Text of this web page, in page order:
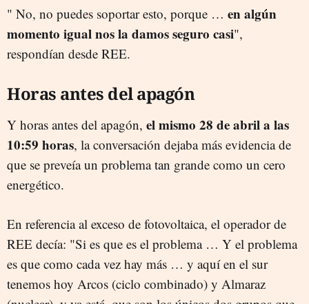
" No, no puedes soportar esto, porque … en algún
momento igual nos la damos seguro casi",
respondían desde REE.
Horas antes del apagón
Y horas antes del apagón, el mismo 28 de abril a las
10:59 horas, la conversación dejaba más evidencia de
que se preveía un problema tan grande como un cero
energético.
En referencia al exceso de fotovoltaica, el operador de
REE decía: "Si es que es el problema … Y el problema
es que como cada vez hay más … y aquí en el sur
tenemos hoy Arcos (ciclo combinado) y Almaraz